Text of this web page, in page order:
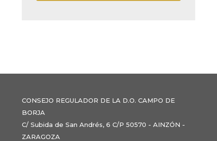
CONSEJO REGULADOR DE LA D.O. CAMPO DE
BORJA
C/ Subida de San Andrés, 6 C/P 50570 - AINZÓN -
ZARAGOZA